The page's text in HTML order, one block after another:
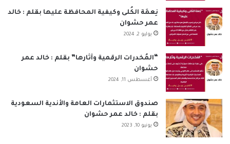
نِعمَة الكُلى وكيفية المحافظة عليها بقلم : خالد
عمر حشوان
يوليو 2, 2024
“المُخدرات الرقمية وآثارها” بقلم : خالد عمر
حشوان
أغسطس 11, 2024
صندوق الاستثمارات العامة والأندية السعودية
بقلم : خالد عمر حشوان
يونيو 10, 2023